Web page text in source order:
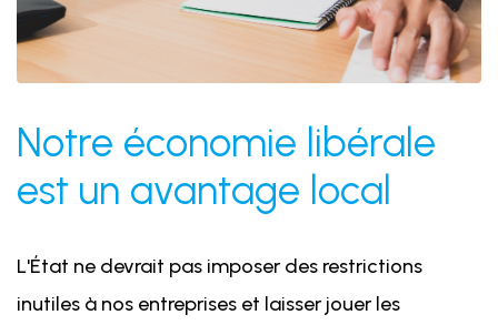
Notre économie libérale
est un avantage local
L'État ne devrait pas imposer des restrictions
inutiles à nos entreprises et laisser jouer les